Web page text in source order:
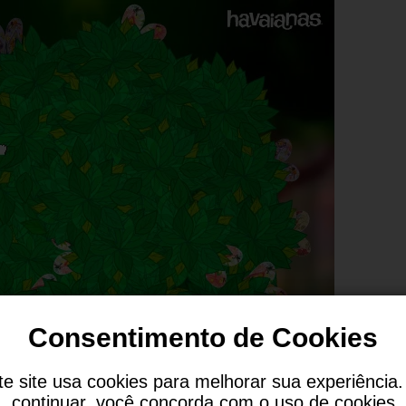
Consentimento de Cookies
site usa cookies para melhorar sua experiência.
continuar, você concorda com o uso de cookies